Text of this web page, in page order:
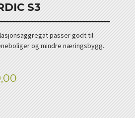
S3
passer godt til
og mindre næringsbygg.